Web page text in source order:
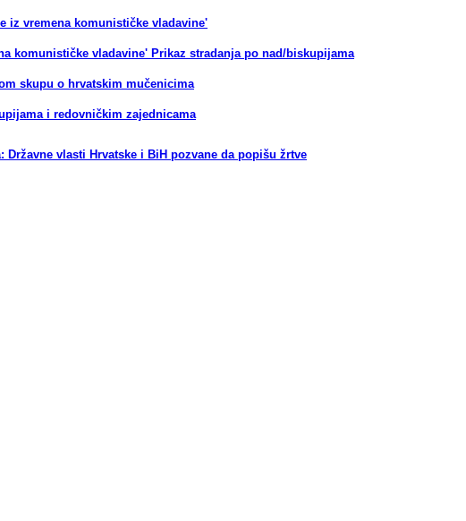
iz vremena komunističke vladavine'
komunističke vladavine' Prikaz stradanja po nad/biskupijama
skupu o hrvatskim mučenicima
i redovničkim zajednicama
vlasti Hrvatske i BiH pozvane da popišu žrtve